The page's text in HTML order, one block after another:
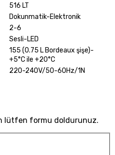
516 LT
Dokunmatik-Elektronik
2-6
Sesli-LED
155 (0.75 L Bordeaux şişe)-
+5°C ile +20°C
220-240V/50-60Hz/1N
lütfen formu doldurunuz.